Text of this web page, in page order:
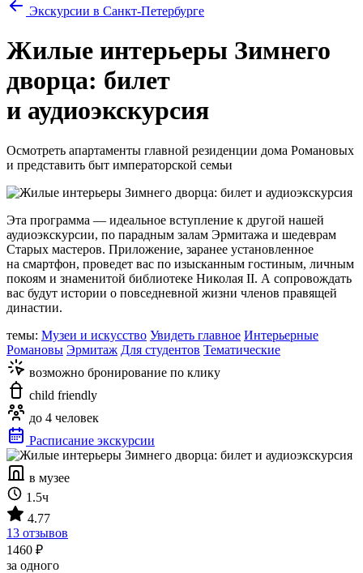
Экскурсии в Санкт-Петербурге
Жилые интерьеры Зимнего
дворца: билет
и аудиоэкскурсия
Осмотреть апартаменты главной резиденции дома Романовых
и представить быт императорской семьи
Эта программа — идеальное вступление к другой нашей
аудиоэкскурсии, по парадным залам Эрмитажа и шедеврам
Старых мастеров. Приложение, заранее установленное
на смартфон, проведет вас по изысканным гостиным, личным
покоям и знаменитой библиотеке Николая II. А сопровождать
вас будут истории о повседневной жизни членов правящей
династии.
темы: Музеи и искусство Увидеть главное Интерьерные
Романовы Эрмитаж Для студентов Тематические
возможно бронирование по клику
child friendly
до 4 человек
Расписание экскурсии
в музее
1.5ч
4.77
13 отзывов
1460 ₽
за одного